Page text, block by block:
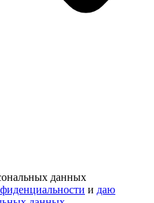
данных
и даю